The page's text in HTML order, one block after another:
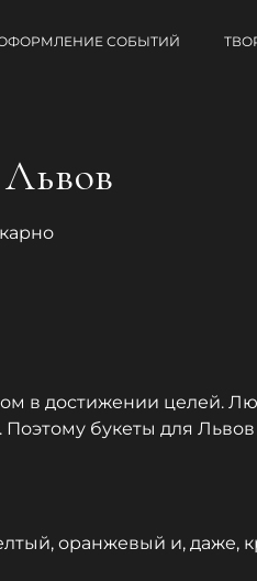
СОБЫТИЙ
в достижении целей.
букеты для
оранжевый и, даже,